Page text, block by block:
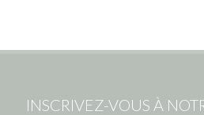
INSCRIVEZ-VOUS À